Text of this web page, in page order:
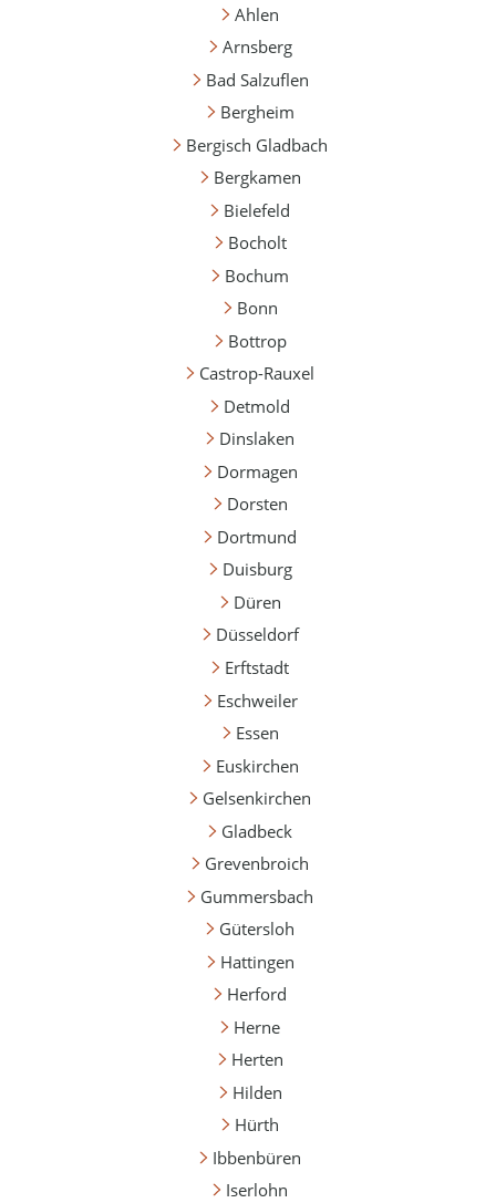
Ahlen
Arnsberg
Bad Salzuflen
Bergheim
Bergisch Gladbach
Bergkamen
Bielefeld
Bocholt
Bochum
Bonn
Bottrop
Castrop-Rauxel
Detmold
Dinslaken
Dormagen
Dorsten
Dortmund
Duisburg
Düren
Düsseldorf
Erftstadt
Eschweiler
Essen
Euskirchen
Gelsenkirchen
Gladbeck
Grevenbroich
Gummersbach
Gütersloh
Hattingen
Herford
Herne
Herten
Hilden
Hürth
Ibbenbüren
Iserlohn